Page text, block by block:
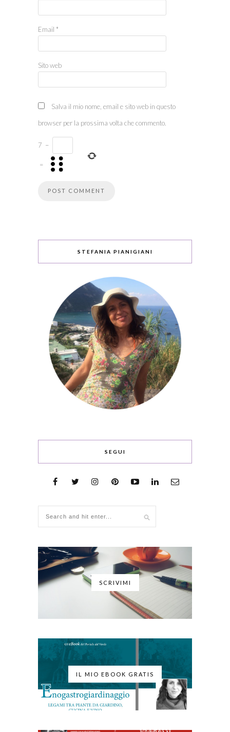
Email *
Sito web
Salva il mio nome, email e sito web in questo
browser per la prossima volta che commento.
7 −
=
STEFANIA PIANIGIANI
SEGUI
SCRIVIMI
IL MIO EBOOK GRATIS